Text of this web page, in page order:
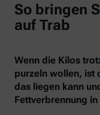
So bringen
auf Trab
Wenn die Kilos
purzeln wollen, ist
das liegen kann
Fettverbrennung